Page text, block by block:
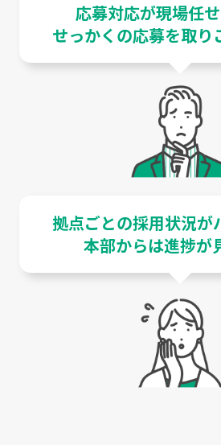
応募対応が現場任せ
せっかくの応募を取り
拠点ごとの採用状況が
本部からは進捗が